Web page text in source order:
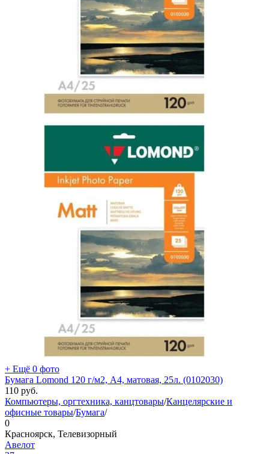
+ Ещё 0 фото
Бумага Lomond 120 г/м2, А4, матовая, 25л. (0102030)
110 руб.
Компьютеры, оргтехника, канцтовары/Канцелярские и
офисные товары/Бумага/
0
Красноярск, Телевизорный
Авелот